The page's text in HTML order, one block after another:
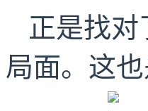
正是找
局面。这